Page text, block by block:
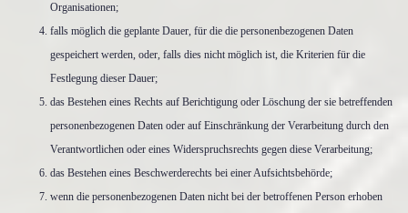
Organisationen;
falls möglich die geplante Dauer, für die die personenbezogenen Daten
gespeichert werden, oder, falls dies nicht möglich ist, die Kriterien für die
Festlegung dieser Dauer;
das Bestehen eines Rechts auf Berichtigung oder Löschung der sie betreffenden
personenbezogenen Daten oder auf Einschränkung der Verarbeitung durch den
Verantwortlichen oder eines Widerspruchsrechts gegen diese Verarbeitung;
das Bestehen eines Beschwerderechts bei einer Aufsichtsbehörde;
wenn die personenbezogenen Daten nicht bei der betroffenen Person erhoben